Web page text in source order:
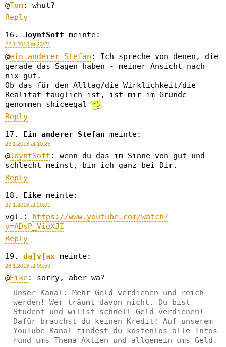
@Tom: whut?
Reply
JoyntSoft meinte:
22.1.2018 at 23:21
@ein anderer Stefan : Ich spreche von denen, die
gerade das Sagen haben - meiner Ansicht nach
nix gut.
Ob das für den Alltag/die Wirklichkeit/die
Realität tauglich ist, ist mir im Grunde
genommen shiceegal
Reply
Ein anderer Stefan meinte:
23.1.2018 at 10:25
@JoyntSoft : wenn du das im Sinne von gut und
schlecht meinst, bin ich ganz bei Dir.
Reply
Eike meinte:
27.1.2018 at 20:01
vgl.: https://www.youtube.com/watch?
v=ADsP_VigXJI
Reply
da]v[ax meinte:
28.1.2018 at 09:59
@Eike: sorry, aber wä?
Unser Kanal: Mehr Geld verdienen und reich
werden! Wer träumt davon nicht. Du bist
Student und willst schnell Geld verdienen!
Dafür brauchst du keinen Kredit! Auf unserem
YouTube-Kanal findest du kostenlos alle Infos
rund ums Thema Aktien und allgemein ums Geld.